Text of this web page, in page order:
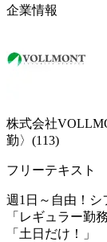
企業情報
株式会社
勤〉(113)
フリーテキスト
週1日～自由！
「レギュラー勤
「土日だけ！」